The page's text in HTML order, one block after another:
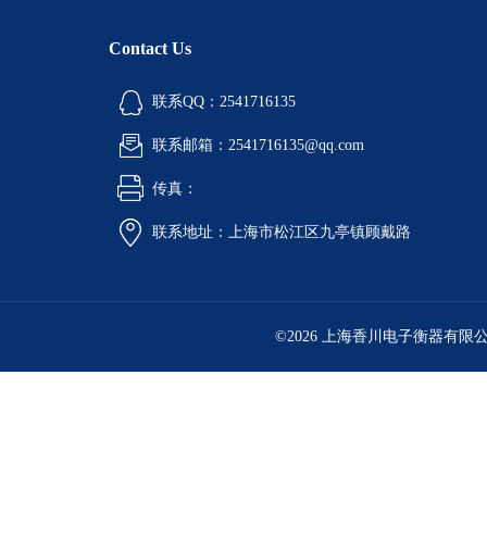
Contact Us
联系QQ：2541716135
联系邮箱：2541716135@qq.com
传真：
联系地址：上海市松江区九亭镇顾戴路
©2026 上海香川电子衡器有限